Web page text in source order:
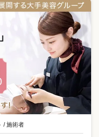
/ 施術者